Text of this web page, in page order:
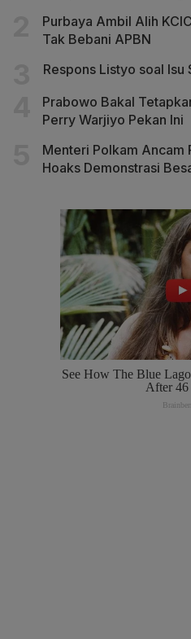
Purbaya Ambil Alih
Tak Bebani APBN
Respons Listyo soal
Prabowo Bakal
Perry Warjiyo Pekan Ini
Menteri Polkam Ancam
Hoaks Demonstrasi